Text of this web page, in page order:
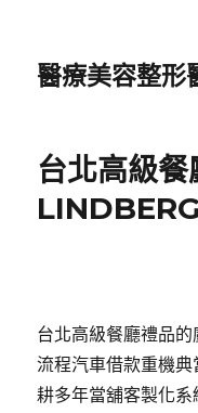
醫療美容整形
台北高級
台北高級餐廳禮品
流程汽車借款重機典
耕多年當舖客製化